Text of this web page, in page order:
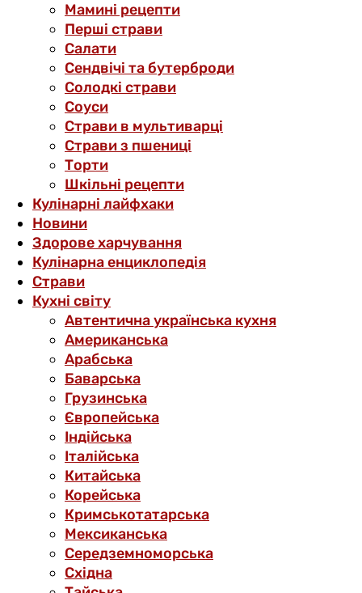
Мамині рецепти
Перші страви
Салати
Сендвічі та бутерброди
Солодкі страви
Соуси
Страви в мультиварці
Страви з пшениці
Торти
Шкільні рецепти
Кулінарні лайфхаки
Новини
Здорове харчування
Кулінарна енциклопедія
Страви
Кухні світу
Автентична українська кухня
Американська
Арабська
Баварська
Грузинська
Європейська
Індійська
Італійська
Китайська
Корейська
Кримськотатарська
Мексиканська
Середземноморська
Східна